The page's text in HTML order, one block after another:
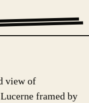
view of
framed by